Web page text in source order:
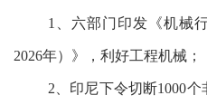
1、六部门印发《机械
2026年）》，利好工程机械；
2、印尼下令切断1000